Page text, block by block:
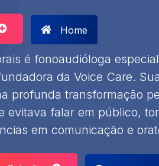
Home
é fonoaudióloga
da Voice Care.
profunda transformação
evitava falar em público,
em comunicação e